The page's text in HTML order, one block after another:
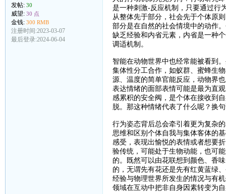
发帖: 30
威望: 30 点
金钱: 300 RMB
注册时间:2023-03-07
最后登录:2024-06-04
是一种刺激-反应机制，只要通过行
从整体先于部分，社会先于个体原
部分是在自然的社会情境中的动作
缺乏经验和内省元素，内省是一种
调适机制。
智能在动物世界中也经常能被看到
集体性分工合作，如蚁群、蜜蜂生
源、温度的简单官能反应，动物界
表达情绪的面部表情可能是最为直
感累积的安全阀，是个体在接收到
脱。那这种情绪代表了什么呢？换
行为姿态背后总会牵引着更为复杂
思维和区别个体自我与集体客体的
感受，表现出愉悦的表情或者想要
验传统，可能处于生物动能，也可
的。既然可以由花联想到颜色、香
的，无谓先有花还是先有红黄蓝绿
经验与物理世界所发生的情况与有
领域在互动中把非自身因素转变为